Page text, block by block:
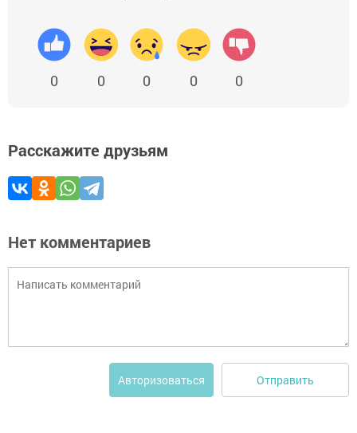
0 0 0 0 0
Расскажите друзьям
Нет комментариев
Авторизоваться Отправить